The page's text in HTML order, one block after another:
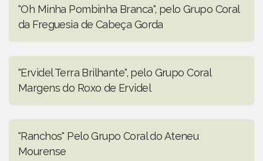
"Oh Minha Pombinha Branca", pelo Grupo Coral
da Freguesia de Cabeça Gorda
"Ervidel Terra Brilhante", pelo Grupo Coral
Margens do Roxo de Ervidel
"Ranchos" Pelo Grupo Coral do Ateneu
Mourense